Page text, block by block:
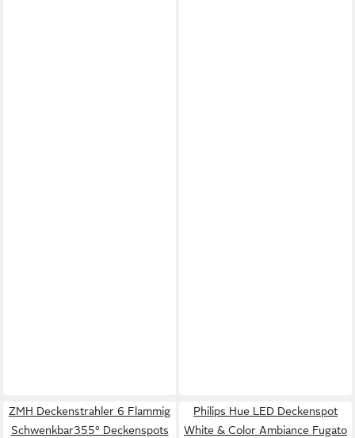
ZMH Deckenstrahler 6 Flammig
Schwenkbar355° Deckenspots
Philips Hue LED Deckenspot
White & Color Ambiance Fugato